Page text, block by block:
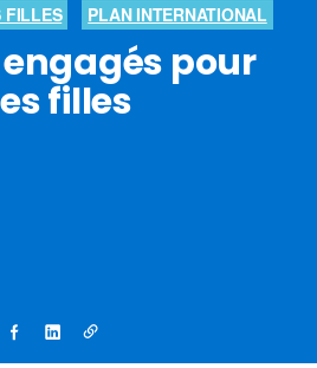
FILLES PLAN INTERNATIONAL
pour
filles